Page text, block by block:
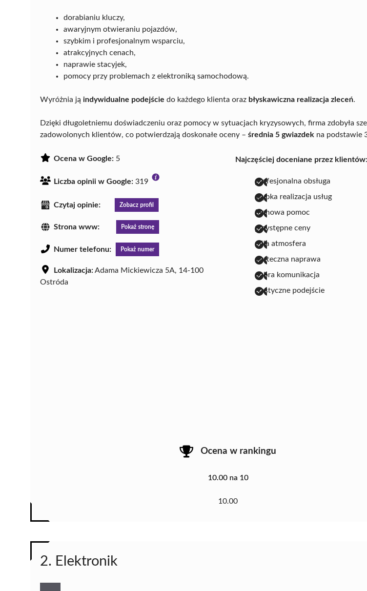
dorabianiu kluczy,
awaryjnym otwieraniu pojazdów,
szybkim i profesjonalnym wsparciu,
atrakcyjnych cenach,
naprawie stacyjek,
pomocy przy problemach z elektroniką samochodową.
Wyróżnia ją indywidualne podejście do każdego klienta oraz błyskawiczna realizacja zleceń.
Dzięki długoletniemu doświadczeniu oraz pomocy w sytuacjach kryzysowych, firma zdobyła
zadowolonych klientów, co potwierdzają doskonałe oceny – średnia 5 gwiazdek na podstawie
Ocena w Google: 5
Liczba opinii w Google: 319
Czytaj opinie: Zobacz profil
Strona www: Pokaż stronę
Numer telefonu: Pokaż numer
Lokalizacja:Adama Mickiewicza 5A, 14-100
Ostróda
Najczęściej doceniane przez klientów:
profesjonalna obsługa
szybka realizacja usług
fachowa pomoc
przystępne ceny
miła atmosfera
skuteczna naprawa
dobra komunikacja
elastyczne podejście
Ocena w rankingu
10.00 na 10
10.00
2. Elektronik